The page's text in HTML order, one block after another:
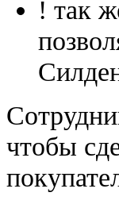
! так
чтобы